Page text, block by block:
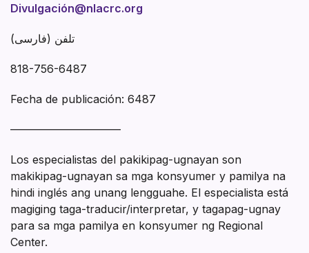
Divulgación@nlacrc.org
818-756-6487
Fecha de publicación: 6487
——————————
Los especialistas del pakikipag-ugnayan son
makikipag-ugnayan sa mga konsyumer y pamilya na
hindi inglés ang unang lengguahe. El especialista está
magiging taga-traducir/interpretar, y tagapag-ugnay
para sa mga pamilya en konsyumer ng Regional
Center.